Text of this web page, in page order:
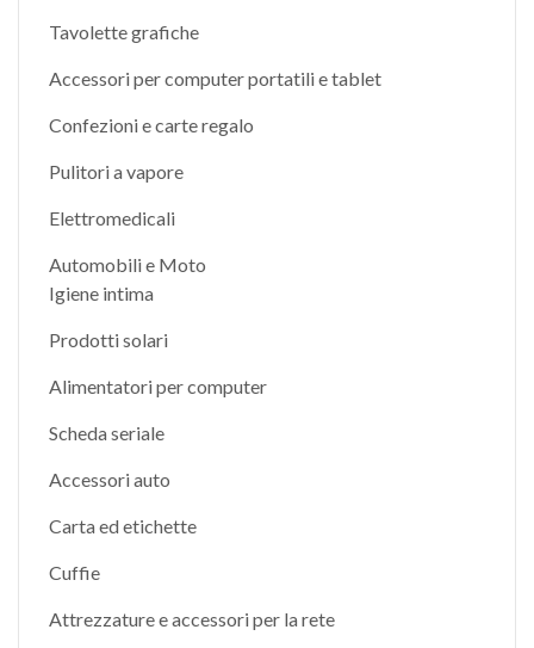
Tavolette grafiche
Accessori per computer portatili e tablet
Confezioni e carte regalo
Pulitori a vapore
Elettromedicali
Automobili e Moto
Igiene intima
Prodotti solari
Alimentatori per computer
Scheda seriale
Accessori auto
Carta ed etichette
Cuffie
Attrezzature e accessori per la rete